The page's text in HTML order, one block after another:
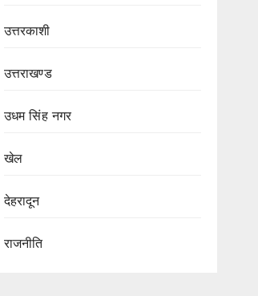
उत्तरकाशी
उत्तराखण्ड
उधम सिंह नगर
खेल
देहरादून
राजनीति